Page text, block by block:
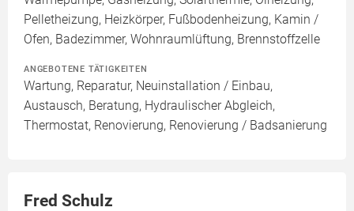
Pelletheizung, Heizkörper, Fußbodenheizung, Kamin /
Ofen, Badezimmer, Wohnraumlüftung, Brennstoffzelle
ANGEBOTENE TÄTIGKEITEN
Wartung, Reparatur, Neuinstallation / Einbau,
Austausch, Beratung, Hydraulischer Abgleich,
Thermostat, Renovierung, Renovierung / Badsanierung
Fred Schulz